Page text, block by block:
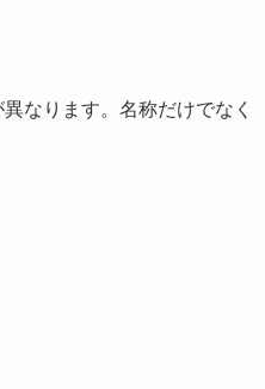
なります。名称だけでなく